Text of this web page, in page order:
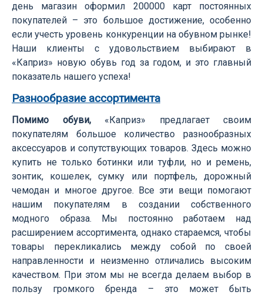
день магазин оформил 200000 карт постоянных
покупателей – это большое достижение, особенно
если учесть уровень конкуренции на обувном рынке!
Наши клиенты с удовольствием выбирают в
«Каприз» новую обувь год за годом, и это главный
показатель нашего успеха!
Разнообразие ассортимента
Помимо обуви,«Каприз» предлагает своим
покупателям большое количество разнообразных
аксессуаров и сопутствующих товаров. Здесь можно
купить не только ботинки или туфли, но и ремень,
зонтик, кошелек, сумку или портфель, дорожный
чемодан и многое другое. Все эти вещи помогают
нашим покупателям в создании собственного
модного образа. Мы постоянно работаем над
расширением ассортимента, однако стараемся, чтобы
товары перекликались между собой по своей
направленности и неизменно отличались высоким
качеством. При этом мы не всегда делаем выбор в
пользу громкого бренда – это может быть